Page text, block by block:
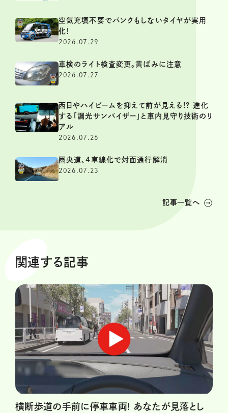
空気充填不要でパンクもしないタイヤが実用
化！
2026.07.29
車検のライト検査変更。黄ばみに注意
2026.07.27
西日やハイビームを抑えて前が見える!? 進化
する「調光サンバイザー」と車内見守り技術のリ
アル
2026.07.26
圏央道、4車線化で対面通行解消
2026.07.23
記事一覧へ
関連する記事
横断歩道の手前に停車車両! あなたが見落とし